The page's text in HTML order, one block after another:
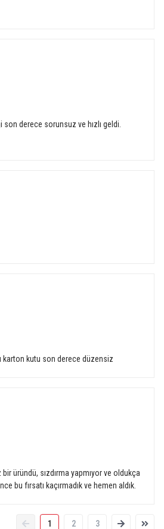
derece sorunsuz ve hızlı geldi.
karton kutu son derece düzensiz
bir üründü, sızdırma yapmıyor ve oldukça
bu fırsatı kaçırmadık ve hemen aldık.
1 2 3